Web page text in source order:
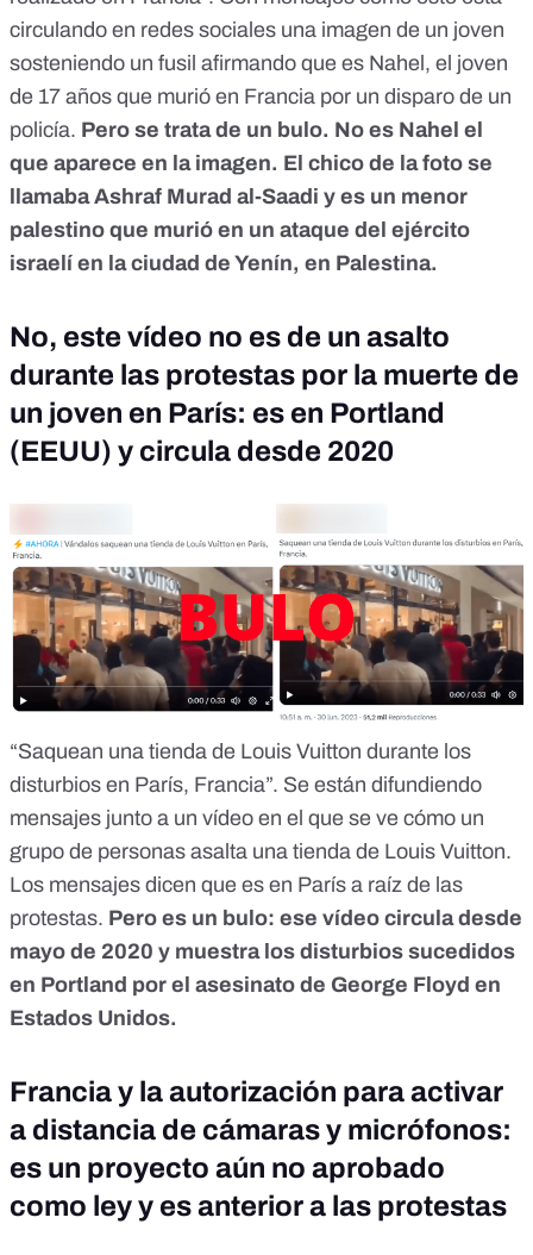
circulando en redes sociales una imagen de un joven
sosteniendo un fusil afirmando que es Nahel, el joven
de 17 años que murió en Francia por un disparo de un
policía. Pero se trata de un bulo. No es Nahel el
que aparece en la imagen. El chico de la foto se
llamaba Ashraf Murad al-Saadi y es un menor
palestino que murió en un ataque del ejército
israelí en la ciudad de Yenín, en Palestina.
No, este vídeo no es de un asalto
durante las protestas por la muerte de
un joven en París: es en Portland
(EEUU) y circula desde 2020
“Saquean una tienda de Louis Vuitton durante los
disturbios en París, Francia”. Se están difundiendo
mensajes junto a un vídeo en el que se ve cómo un
grupo de personas asalta una tienda de Louis Vuitton.
Los mensajes dicen que es en París a raíz de las
protestas. Pero es un bulo: ese vídeo circula desde
mayo de 2020 y muestra los disturbios sucedidos
en Portland por el asesinato de George Floyd en
Estados Unidos.
Francia y la autorización para activar
a distancia de cámaras y micrófonos:
es un proyecto aún no aprobado
como ley y es anterior a las protestas